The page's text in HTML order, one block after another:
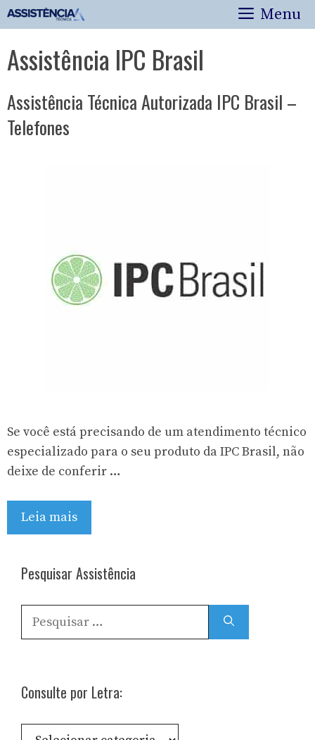
Pular
para
conteúdo
Menu
Assistência IPC Brasil
Assistência Técnica Autorizada IPC Brasil –
Telefones
Se você está precisando de um atendimento técnico
especializado para o seu produto da IPC Brasil, não
deixe de conferir …
Leia mais
Pesquisar Assistência
Pesquisar
por:
Consulte por Letra:
Consulte